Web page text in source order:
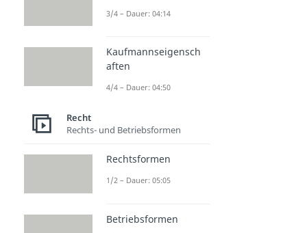
3/4 – Dauer: 04:14
Kaufmannseigensch
aften
4/4 – Dauer: 04:50
Recht
Rechts- und Betriebsformen
Rechtsformen
1/2 – Dauer: 05:05
Betriebsformen